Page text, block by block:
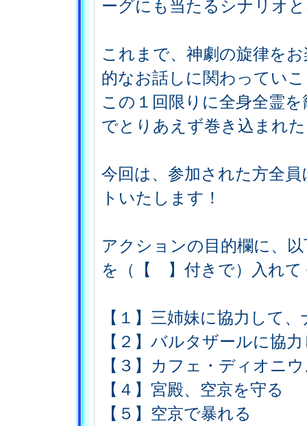
ーグにも当たるシナリオ
これまで、神劇の旋律を
的なお話しに関わってい
この１回限りに全身全霊
でとりあえず巻き込まれ
今回は、参加された方全
トいたします！
アクションの目的欄に、
を（【 】付きで）入れて
【１】三姉妹に協力して
【２】バルタザールに協
【３】カフェ・ディオニ
【４】宮殿、空京を守る
【５】空京で暴れる